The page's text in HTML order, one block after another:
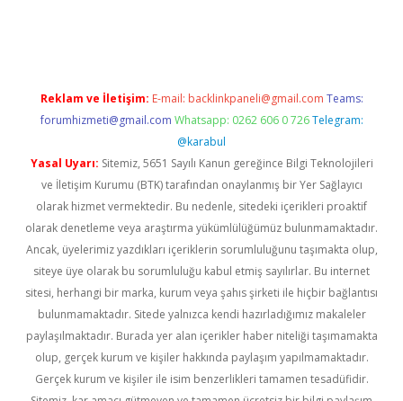
Reklam ve İletişim: E-mail: backlinkpaneli@gmail.com Teams:
forumhizmeti@gmail.com Whatsapp: 0262 606 0 726 Telegram:
@karabul
Yasal Uyarı: Sitemiz, 5651 Sayılı Kanun gereğince Bilgi Teknolojileri
ve İletişim Kurumu (BTK) tarafından onaylanmış bir Yer Sağlayıcı
olarak hizmet vermektedir. Bu nedenle, sitedeki içerikleri proaktif
olarak denetleme veya araştırma yükümlülüğümüz bulunmamaktadır.
Ancak, üyelerimiz yazdıkları içeriklerin sorumluluğunu taşımakta olup,
siteye üye olarak bu sorumluluğu kabul etmiş sayılırlar. Bu internet
sitesi, herhangi bir marka, kurum veya şahıs şirketi ile hiçbir bağlantısı
bulunmamaktadır. Sitede yalnızca kendi hazırladığımız makaleler
paylaşılmaktadır. Burada yer alan içerikler haber niteliği taşımamakta
olup, gerçek kurum ve kişiler hakkında paylaşım yapılmamaktadır.
Gerçek kurum ve kişiler ile isim benzerlikleri tamamen tesadüfidir.